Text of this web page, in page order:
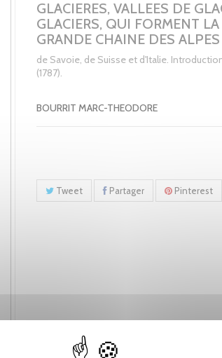
GLACIERES, VALLEES DE
GLACIERS, QUI FORMENT
GRANDE CHAINE DES ALPES
de Savoie, de Suisse et d'Italie.
(1787).
BOURRIT MARC-THEODORE
Tweet Partager Pinterest